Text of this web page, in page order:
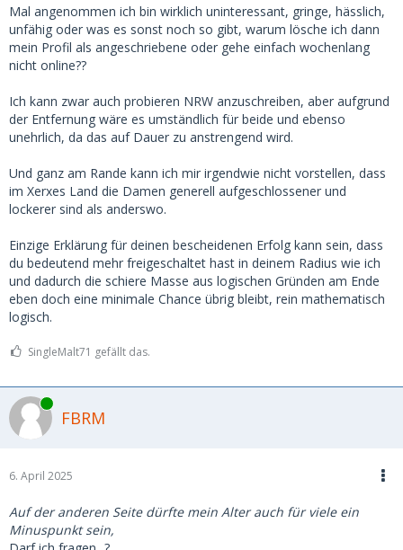
Mal angenommen ich bin wirklich uninteressant, gringe, hässlich,
unfähig oder was es sonst noch so gibt, warum lösche ich dann
mein Profil als angeschriebene oder gehe einfach wochenlang
nicht online??
Ich kann zwar auch probieren NRW anzuschreiben, aber aufgrund
der Entfernung wäre es umständlich für beide und ebenso
unehrlich, da das auf Dauer zu anstrengend wird.
Und ganz am Rande kann ich mir irgendwie nicht vorstellen, dass
im Xerxes Land die Damen generell aufgeschlossener und
lockerer sind als anderswo.
Einzige Erklärung für deinen bescheidenen Erfolg kann sein, dass
du bedeutend mehr freigeschaltet hast in deinem Radius wie ich
und dadurch die schiere Masse aus logischen Gründen am Ende
eben doch eine minimale Chance übrig bleibt, rein mathematisch
logisch.
SingleMalt71 gefällt das.
Online
FBRM
6. April 2025
Auf der anderen Seite dürfte mein Alter auch für viele ein
Minuspunkt sein,